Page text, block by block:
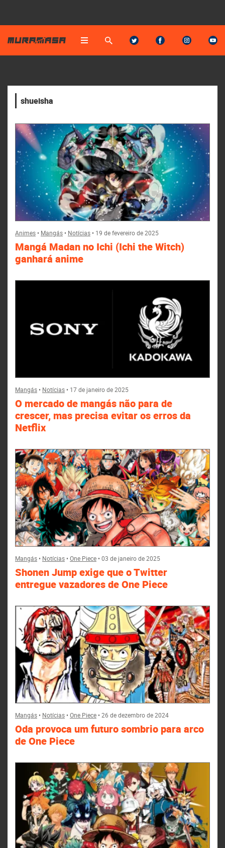
shueisha
Animes• Mangás• Notícias• 19 de fevereiro de 2025
Mangá Madan no Ichi (Ichi the Witch)
ganhará anime
Mangás• Notícias• 17 de janeiro de 2025
O mercado de mangás não para de
crescer, mas precisa evitar os erros da
Netflix
Mangás• Notícias•One Piece•03 de janeiro de 2025
Shonen Jump exige que o Twitter
entregue vazadores de One Piece
Mangás• Notícias•One Piece•26 de dezembro de 2024
Oda provoca um futuro sombrio para arco
de One Piece